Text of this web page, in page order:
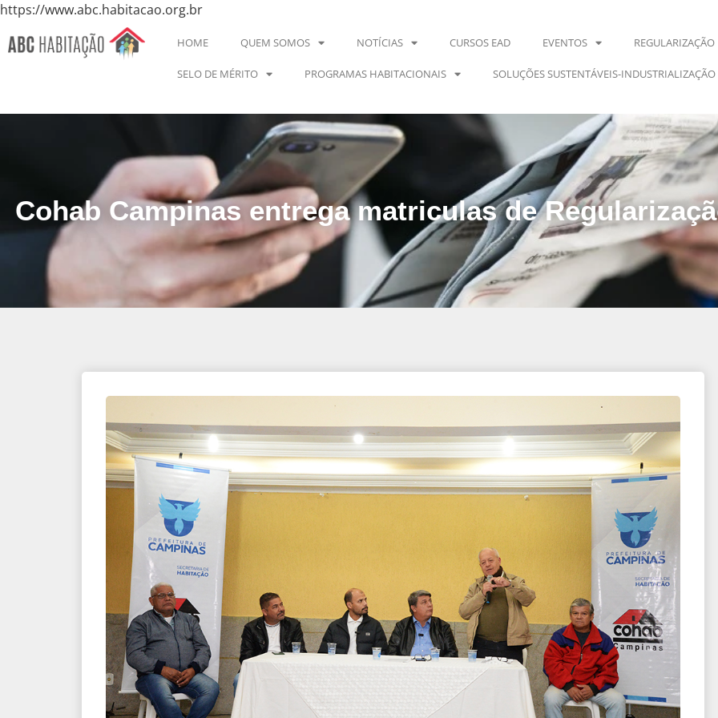
https://www.abc.habitacao.org.br
HOME QUEM SOMOS NOTÍCIAS CURSOS EAD EVENTOS
SELO DE MÉRITO PROGRAMAS HABITACIONAIS SOLUÇÕES SUSTENTÁVEIS-INDUSTRIALIZAÇÃO
Cohab Campinas entrega matriculas de